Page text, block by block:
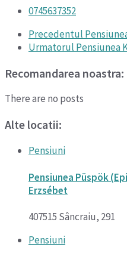
0745637352
Precedentul
Urmatorul Pensiunea
Recomandarea noastra:
There are no posts
Alte locatii:
Pensiuni
Pensiunea Püspök
Erzsébet
407515 Sâncraiu, 291
Pensiuni